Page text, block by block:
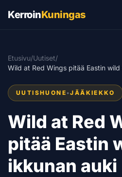
KerroinKuningas
Etusivu/Uutiset/
Wild at Red Wings pitää Eastin
UUTISHUONE •JÄÄKIEKKO
Wild at Red
pitää Eastin
ikkunan auki